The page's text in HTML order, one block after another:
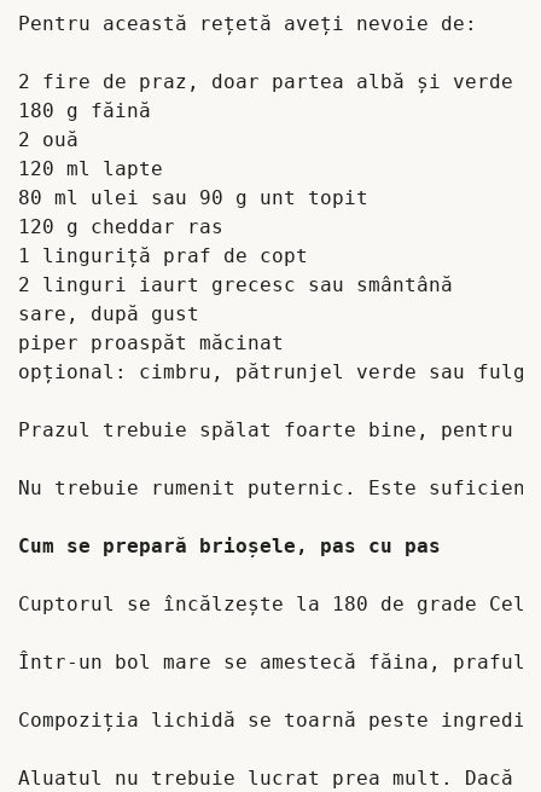
Pentru această rețetă aveți nevoie de:
2 fire de praz, doar partea albă și verde
180 g făină
2 ouă
120 ml lapte
80 ml ulei sau 90 g unt topit
120 g cheddar ras
1 linguriță praf de copt
2 linguri iaurt grecesc sau smântână
sare, după gust
piper proaspăt măcinat
opțional: cimbru, pătrunjel verde sau
Prazul trebuie spălat foarte bine, pentru
Nu trebuie rumenit puternic. Este
Cuptorul se încălzește la 180 de grade
Într-un bol mare se amestecă făina,
Compoziția lichidă se toarnă peste
Aluatul nu trebuie lucrat prea mult. Dacă